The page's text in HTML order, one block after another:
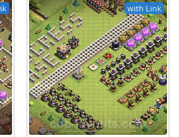
with Link